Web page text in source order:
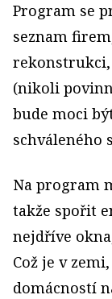
Program se
seznam
(nikoli
bude moci
schváleného
Na program
takže spořit
nejdříve
Což je v
domácností